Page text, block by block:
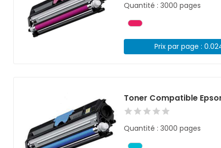
Quantité : 3000 pages
Prix par page :
Toner Compatible
Quantité : 3000 pages